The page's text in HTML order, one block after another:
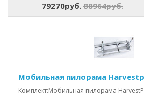
79270руб. 88964руб.
Мобильная пилорама
Комплект:Мобильная пилорама